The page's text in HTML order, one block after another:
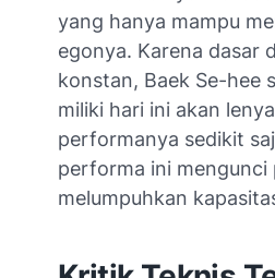
yang hanya mampu
egonya. Karena dasar
konstan, Baek Se-hee
miliki hari ini akan
performanya sedikit
performa ini mengunci
melumpuhkan